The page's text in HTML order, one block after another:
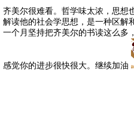
齐美尔很难看。哲学味太浓，思想
解读他的社会学思想，是一种区
一个月坚持把齐美尔的书读这么多
感觉你的进步很快很大。继续加油